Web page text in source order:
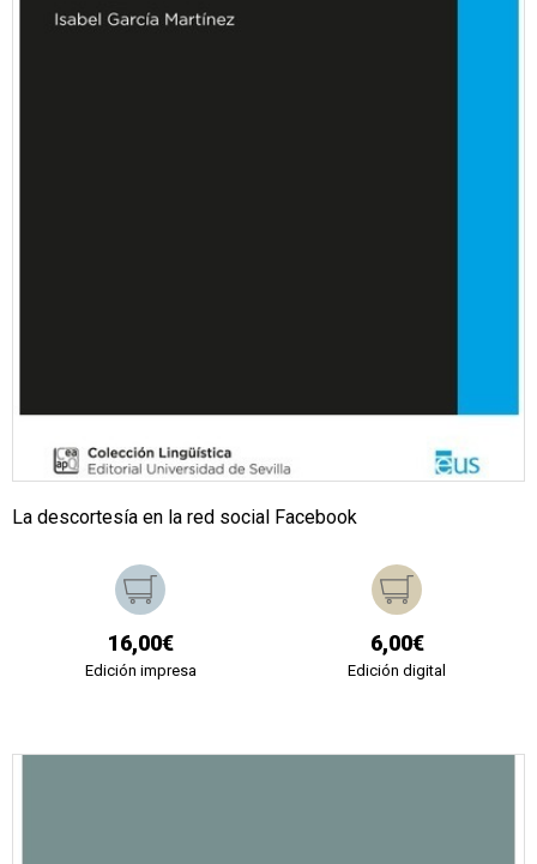
La descortesía en la red social Facebook
16,00€
Edición impresa
6,00€
Edición digital